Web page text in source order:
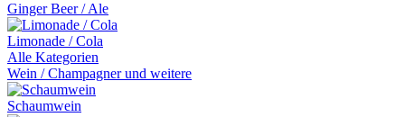
Ginger Beer / Ale
Limonade / Cola
Alle Kategorien
Wein / Champagner und weitere
Schaumwein